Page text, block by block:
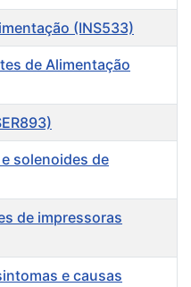
(INS533)
de Alimentação
solenoides de
de impressoras
e causas